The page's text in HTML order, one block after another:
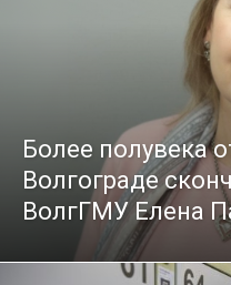
Более полувека
Волгограде
ВолгГМУ Елена